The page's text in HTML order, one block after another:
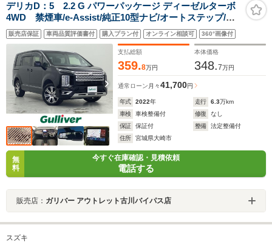
デリカD：5 2.2 G パワーパッケージ ディーゼルターボ
4WD 禁煙車/e-Assist/純正10型ナビ/オートステップ/追
従式クルコン/AHB/両側電動ドア/パワーバックドア/ステ
アリングヒーター/シートヒーター/パドルシフト/ビルトイ
ンETC/LEDヘッドライト/純正18インチアルミ
販売店保証 車両品質評価書付 購入プラン付 オンライン相談可 360°画像付
支払総額
359.8万円
本体価格
348.7万円
通常ローン 月々41,700円
年式 2022年 走行 6.3万km
車検
車検整備付 修復
なし
保証
保証付 整備
法定整備付
住所
宮城県大崎市
無
料
今すぐ在庫確認・見積依頼
電話する
販売店： ガリバー アウトレット古川バイパス店
スズキ